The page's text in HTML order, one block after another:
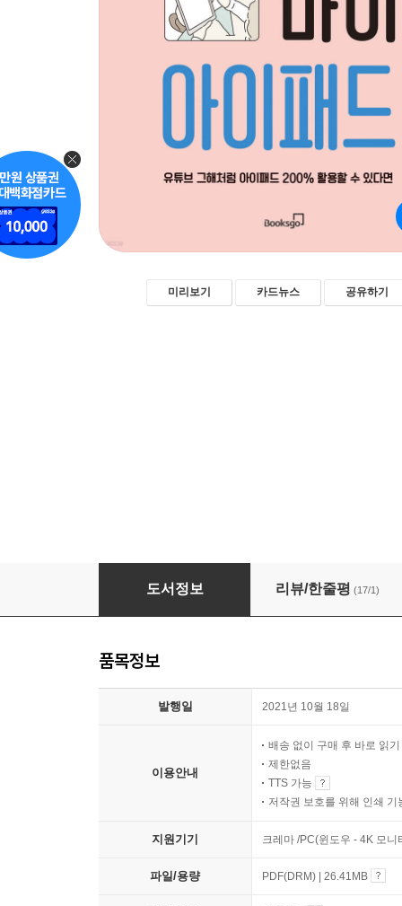
미리보기 카드뉴스 공유하기
왓츠 인 마이 아이패드
도서정보 리뷰/한줄평 (17/1)
품목정보
발행일 2021년 10월 18일
이용안내
배송 없이 구매 후 바로 읽기
제한없음
TTS 가능
저작권 보호를 위해 인쇄 기
지원기기 크레마 /PC(윈도우 - 4K 모
파일/용량 PDF(DRM) | 26.41MB